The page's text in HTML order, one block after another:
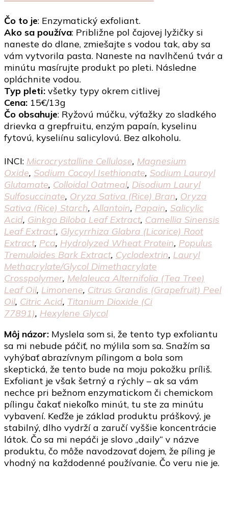
Čo to je: Enzymatický exfoliant.
Ako sa používa: Približne pol čajovej lyžičky si
naneste do dlane, zmiešajte s vodou tak, aby sa
vám vytvorila pasta. Naneste na navlhčenú tvár a
minútu masírujte produkt po pleti. Následne
opláchnite vodou.
Typ pleti: všetky typy okrem citlivej
Cena: 15€/13g
Čo obsahuje: Ryžovú múčku, výťažky zo sladkého
drievka a grepfruitu, enzým papaín, kyselinu
fytovú, kyseliínu salicylovú. Bez alkoholu.
INCI: Microcrystalline Cellulose, Magnesium
Oxide, Sodium Cocoyl Isethionate, Sodium Lauroyl
Glutamate, Colloidal Oatmeal, Disodium Lauryl
Sulfosuccinate, Oryza Sativa (Rice) Bran, Oryza
Sativa (Rice) Starch, Allantoin, Papain, Salicylic
Acid, Ginkgo Biloba Leaf Extract, Camellia Sinensis
Leaf Extract, Glycyrrhiza Glabra (Licorice) Root
Extract, Pca, Hydrolyzed Wheat Protein, Populus
Tremuloides Bark Extract, Cyclodextrin, Lauryl
Methacrylate/​Glycol Dimethacrylate
Crosspolymer, Melaleuca Alternifolia (Tea Tree)
Leaf Oil, Limonene, Citrus Grandis (Grapefruit) Peel
Oil, Citric Acid, Titanium Dioxide (Ci
77891), Hexylene Glycol
Môj názor: Myslela som si, že tento typ exfoliantu
sa mi nebude páčiť, no mýlila som sa. Snažím sa
vyhýbať abrazívnym pílingom a bola som
skeptická, že tento bude na moju pokožku príliš.
Exfoliant je však šetrný a rýchly – ak sa vám
nechce pri bežnom enzymatickom či chemickom
pílingu čakať niekoľko minút, tu ste za minútu
vybavení. Keďže je základ produktu práškový, je
stabilný, dlho vydrží a zaručí vyššie koncentrácie
látok. Čo sa mi nepáči je slovo „daily“ v názve
produktu, čo môže navodzovať dojem, že píling je
vhodný na každodenné používanie. Čo veru nie je.